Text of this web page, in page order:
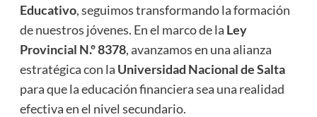
Educativo, seguimos transformando la formación
de nuestros jóvenes. En el marco de la Ley
Provincial N.º 8378, avanzamos en una alianza
estratégica con la Universidad Nacional de Salta
para que la educación financiera sea una realidad
efectiva en el nivel secundario.